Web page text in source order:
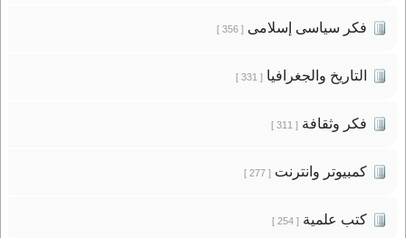
فكر سياسى إسلامى[ 356 ]
التاريخ والجغرافيا[ 331 ]
فكر وثقافة[ 311 ]
كمبيوتر وانترنت[ 277 ]
كتب علمية[ 254 ]